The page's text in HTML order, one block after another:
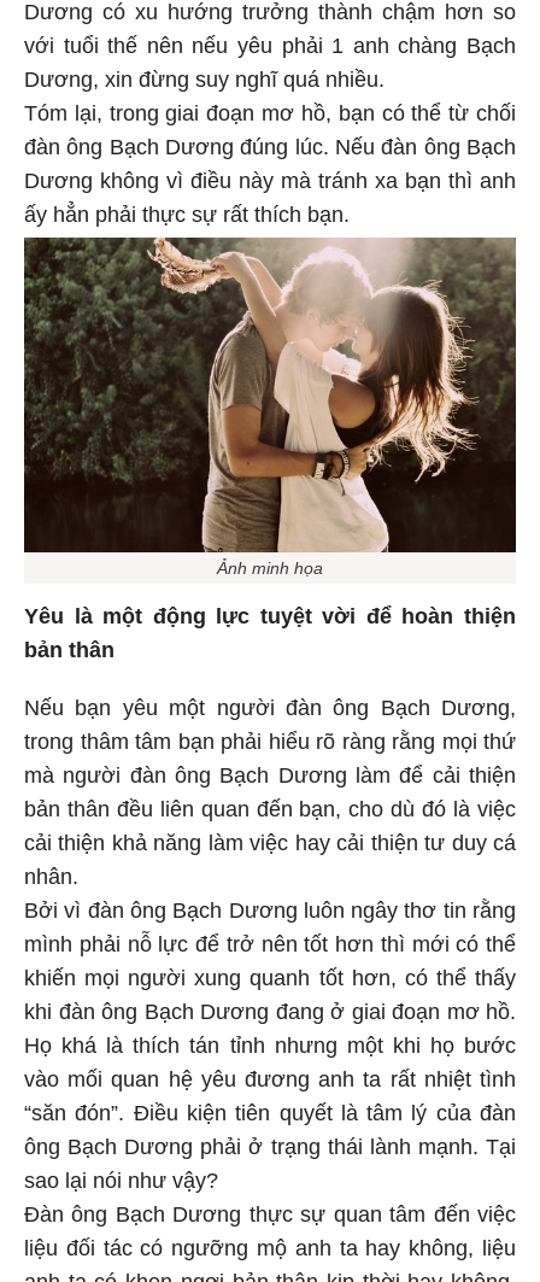
Dương có xu hướng trưởng thành chậm hơn so
với tuổi thế nên nếu yêu phải 1 anh chàng Bạch
Dương, xin đừng suy nghĩ quá nhiều.
Tóm lại, trong giai đoạn mơ hồ, bạn có thể từ chối
đàn ông Bạch Dương đúng lúc. Nếu đàn ông Bạch
Dương không vì điều này mà tránh xa bạn thì anh
ấy hẳn phải thực sự rất thích bạn.
Ảnh minh họa
Yêu là một động lực tuyệt vời để hoàn thiện
bản thân
Nếu bạn yêu một người đàn ông Bạch Dương,
trong thâm tâm bạn phải hiểu rõ ràng rằng mọi thứ
mà người đàn ông Bạch Dương làm để cải thiện
bản thân đều liên quan đến bạn, cho dù đó là việc
cải thiện khả năng làm việc hay cải thiện tư duy cá
nhân.
Bởi vì đàn ông Bạch Dương luôn ngây thơ tin rằng
mình phải nỗ lực để trở nên tốt hơn thì mới có thể
khiến mọi người xung quanh tốt hơn, có thể thấy
khi đàn ông Bạch Dương đang ở giai đoạn mơ hồ.
Họ khá là thích tán tỉnh nhưng một khi họ bước
vào mối quan hệ yêu đương anh ta rất nhiệt tình
“săn đón”. Điều kiện tiên quyết là tâm lý của đàn
ông Bạch Dương phải ở trạng thái lành mạnh. Tại
sao lại nói như vậy?
Đàn ông Bạch Dương thực sự quan tâm đến việc
liệu đối tác có ngưỡng mộ anh ta hay không, liệu